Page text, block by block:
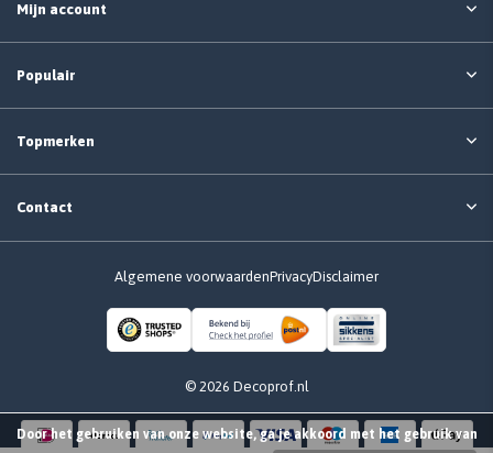
Mijn account
Populair
Topmerken
Contact
Algemene voorwaardenPrivacyDisclaimer
© 2026 Decoprof.nl
Door het gebruiken van onze website, ga je akkoord met het gebruik van